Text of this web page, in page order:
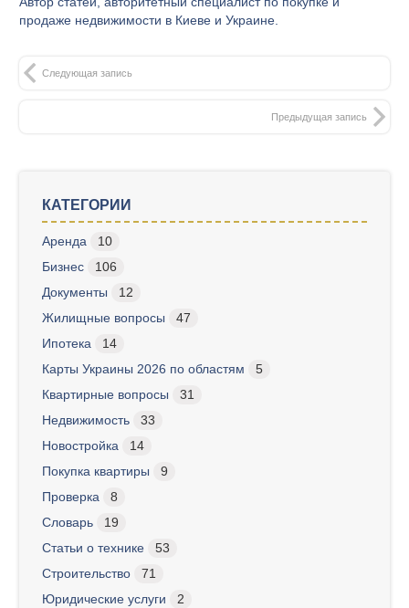
продаже недвижимости в Киеве и Украине.
Следующая запись
Предыдущая запись
КАТЕГОРИИ
Аренда
10
Бизнес
106
Документы
12
Жилищные вопросы
47
Ипотека
14
Карты Украины 2026 по областям
5
Квартирные вопросы
31
Недвижимость
33
Новостройка
14
Покупка квартиры
9
Проверка
8
Словарь
19
Статьи о технике
53
Строительство
71
Юридические услуги
2